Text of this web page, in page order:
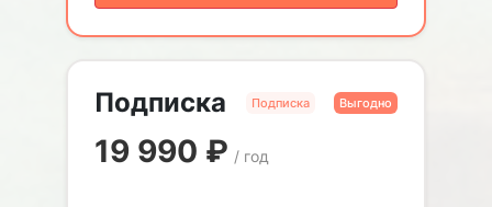
Подписка Подписка Выгодно
19 990 ₽ / год